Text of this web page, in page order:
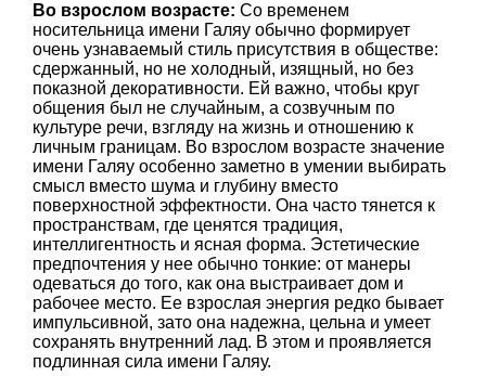
Во взрослом возрасте: Со временем
носительница имени Галяу обычно формирует
очень узнаваемый стиль присутствия в обществе:
сдержанный, но не холодный, изящный, но без
показной декоративности. Ей важно, чтобы круг
общения был не случайным, а созвучным по
культуре речи, взгляду на жизнь и отношению к
личным границам. Во взрослом возрасте значение
имени Галяу особенно заметно в умении выбирать
смысл вместо шума и глубину вместо
поверхностной эффектности. Она часто тянется к
пространствам, где ценятся традиция,
интеллигентность и ясная форма. Эстетические
предпочтения у нее обычно тонкие: от манеры
одеваться до того, как она выстраивает дом и
рабочее место. Ее взрослая энергия редко бывает
импульсивной, зато она надежна, цельна и умеет
сохранять внутренний лад. В этом и проявляется
подлинная сила имени Галяу.